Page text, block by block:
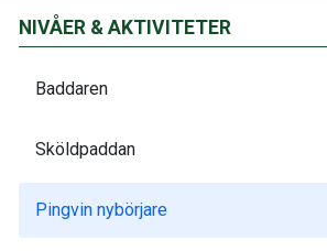
NIVÅER & AKTIVITETER
Baddaren
Sköldpaddan
Pingvin nybörjare